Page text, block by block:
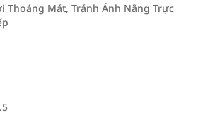
Thoáng Mát, Tránh Ánh Nắng Trực